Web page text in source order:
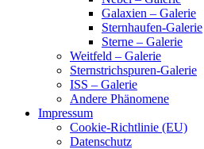
Galaxien – Galerie
Sternhaufen-Galerie
Sterne – Galerie
Weitfeld – Galerie
Sternstrichspuren-Galerie
ISS – Galerie
Andere Phänomene
Impressum
Cookie-Richtlinie (EU)
Datenschutz